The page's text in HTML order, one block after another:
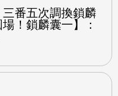
三番五次調換鎖麟
！鎖麟囊一】：